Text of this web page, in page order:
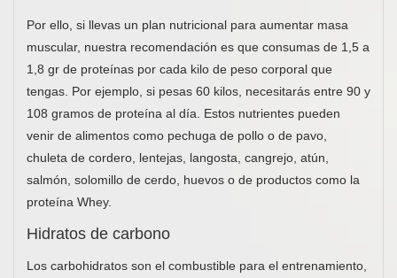
Por ello, si llevas un plan nutricional para aumentar masa
muscular, nuestra recomendación es que consumas de 1,5 a
1,8 gr de proteínas por cada kilo de peso corporal que
tengas. Por ejemplo, si pesas 60 kilos, necesitarás entre 90 y
108 gramos de proteína al día. Estos nutrientes pueden
venir de alimentos como pechuga de pollo o de pavo,
chuleta de cordero, lentejas, langosta, cangrejo, atún,
salmón, solomillo de cerdo, huevos o de productos como la
proteína Whey.
Hidratos de carbono
Los carbohidratos son el combustible para el entrenamiento,